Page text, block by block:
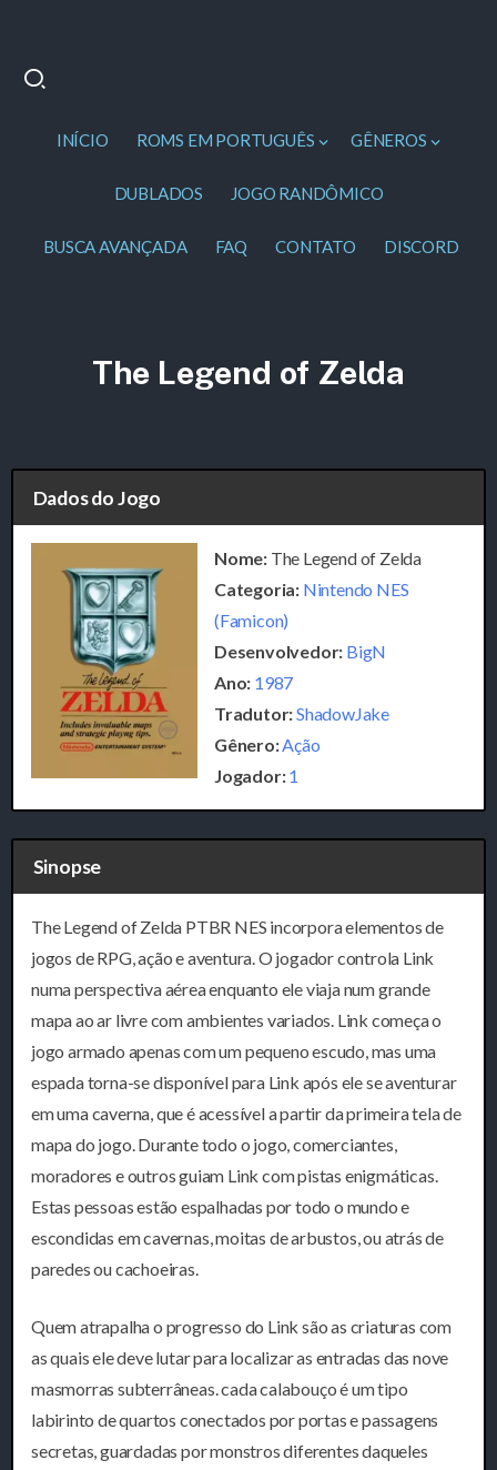
INÍCIO ROMS EM PORTUGUÊS GÊNEROS
DUBLADOS JOGO RANDÔMICO
BUSCA AVANÇADA FAQ CONTATO DISCORD
The Legend of Zelda
Dados do Jogo
Nome: The Legend of Zelda
Categoria: Nintendo NES
(Famicon)
Desenvolvedor: BigN
Ano: 1987
Tradutor:ShadowJake
Gênero:Ação
Jogador:1
Sinopse
The Legend of Zelda PTBR NES incorpora elementos de
jogos de RPG, ação e aventura. O jogador controla Link
numa perspectiva aérea enquanto ele viaja num grande
mapa ao ar livre com ambientes variados. Link começa o
jogo armado apenas com um pequeno escudo, mas uma
espada torna-se disponível para Link após ele se aventurar
em uma caverna, que é acessível a partir da primeira tela de
mapa do jogo. Durante todo o jogo, comerciantes,
moradores e outros guiam Link com pistas enigmáticas.
Estas pessoas estão espalhadas por todo o mundo e
escondidas em cavernas, moitas de arbustos, ou atrás de
paredes ou cachoeiras.
Quem atrapalha o progresso do Link são as criaturas com
as quais ele deve lutar para localizar as entradas das nove
masmorras subterrâneas. cada calabouço é um tipo
labirinto de quartos conectados por portas e passagens
secretas, guardadas por monstros diferentes daqueles